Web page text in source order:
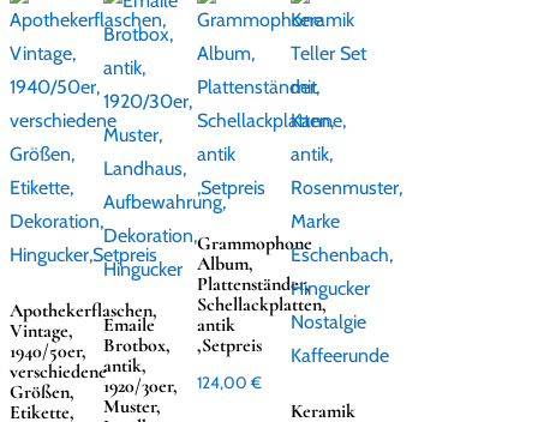
Apothekerflaschen,
Vintage,
1940/50er,
verschiedene
Größen,
Etikette,
Emaile
Brotbox,
antik,
1920/30er,
Muster,
Grammophone
Album,
Plattenständer,
Schellackplatten,
antik
,Setpreis
124,00€
Keramik